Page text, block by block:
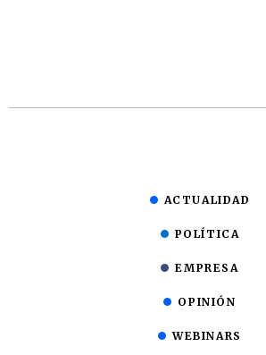
ACTUALIDAD
POLÍTICA
EMPRESA
OPINIÓN
WEBINARS